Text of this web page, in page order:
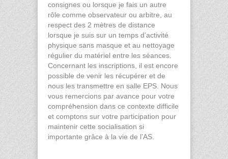
consignes ou lorsque je fais un autre
rôle comme observateur ou arbitre, au
respect des 2 mètres de distance
lorsque je suis sur un temps d’activité
physique sans masque et au nettoyage
régulier du matériel entre les séances.
Concernant les inscriptions, il est encore
possible de venir les récupérer et de
nous les transmettre en salle EPS. Nous
vous remercions par avance pour votre
compréhension dans ce contexte difficile
et comptons sur votre participation pour
maintenir cette socialisation si
importante grâce à la vie de l’AS.